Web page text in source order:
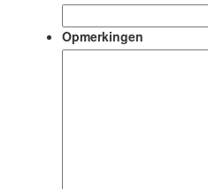
Opmerkingen